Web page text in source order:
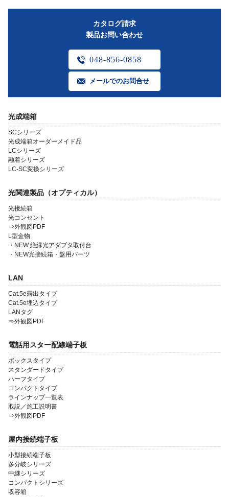
カタログ請求
製品お問い合わせ
048-856-0858
メールでのお問合せ
光成端箱
SCシリーズ
光成端箱オーダーメイド品
LCシリーズ
融着シリーズ
LC-SC変換シリーズ
光関連製品（オプティカル）
光接続箱
光コンセント
⇒外観図PDF
L型金物
・NEW 絶縁光アダプタ取付台
・NEW光接続箱・盤用パーツ
LAN
Cat.5e露出タイプ
Cat.5e埋込タイプ
LANタグ
⇒外観図PDF
電話用スター配線端子板
ボックスタイプ
スタンダードタイプ
ハーフタイプ
コンパクトタイプ
ラインナップ一覧表
取説／施工説明書
⇒外観図PDF
屋内接続端子板
小型接続端子板
多分岐シリーズ
中継シリーズ
コンパクトシリーズ
収容箱